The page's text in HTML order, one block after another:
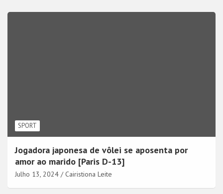
SPORT
Jogadora japonesa de vôlei se aposenta por
amor ao marido [Paris D-13]
Julho 13, 2024 Cairistiona Leite